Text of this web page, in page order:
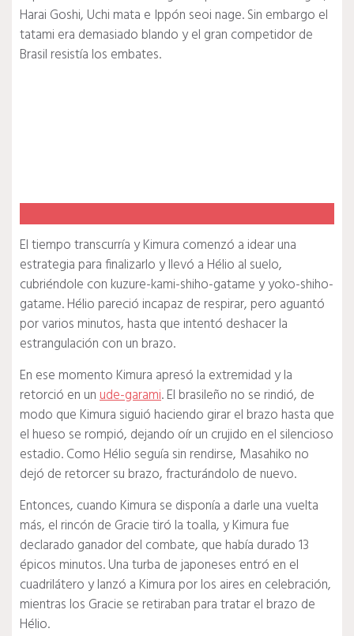
Harai Goshi, Uchi mata e Ippón seoi nage. Sin embargo el
tatami era demasiado blando y el gran competidor de
Brasil resistía los embates.
El tiempo transcurría y Kimura comenzó a idear una
estrategia para finalizarlo y llevó a Hélio al suelo,
cubriéndole con kuzure-kami-shiho-gatame y yoko-shiho-
gatame. Hélio pareció incapaz de respirar, pero aguantó
por varios minutos, hasta que intentó deshacer la
estrangulación con un brazo.
En ese momento Kimura apresó la extremidad y la
retorció en unude-garami. El brasileño no se rindió, de
modo que Kimura siguió haciendo girar el brazo hasta que
el hueso se rompió, dejando oír un crujido en el silencioso
estadio. Como Hélio seguía sin rendirse, Masahiko no
dejó de retorcer su brazo, fracturándolo de nuevo.
Entonces, cuando Kimura se disponía a darle una vuelta
más, el rincón de Gracie tiró la toalla, y Kimura fue
declarado ganador del combate, que había durado 13
épicos minutos. Una turba de japoneses entró en el
cuadrilátero y lanzó a Kimura por los aires en celebración,
mientras los Gracie se retiraban para tratar el brazo de
Hélio.